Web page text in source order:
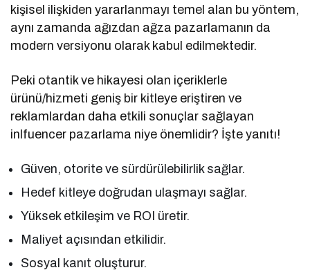
kişisel ilişkiden yararlanmayı temel alan bu yöntem,
aynı zamanda ağızdan ağza pazarlamanın da
modern versiyonu olarak kabul edilmektedir.
Peki otantik ve hikayesi olan içeriklerle
ürünü/hizmeti geniş bir kitleye eriştiren ve
reklamlardan daha etkili sonuçlar sağlayan
inlfuencer pazarlama niye önemlidir? İşte yanıtı!
Güven, otorite ve sürdürülebilirlik sağlar.
Hedef kitleye doğrudan ulaşmayı sağlar.
Yüksek etkileşim ve ROI üretir.
Maliyet açısından etkilidir.
Sosyal kanıt oluşturur.